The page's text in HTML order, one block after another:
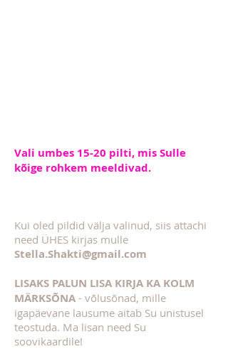
Vali umbes 15-20 pilti, mis Sulle
kõige rohkem meeldivad.
Kui oled pildid välja valinud, siis attachi
need ÜHES kirjas mulle
Stella.Shakti@gmail.com
LISAKS PALUN LISA KIRJA KA KOLM
MÄRKSÕNA - võlusõnad, mille
igapäevane lausume aitab Su unistusel
teostuda. Ma lisan need Su
soovikaardile!